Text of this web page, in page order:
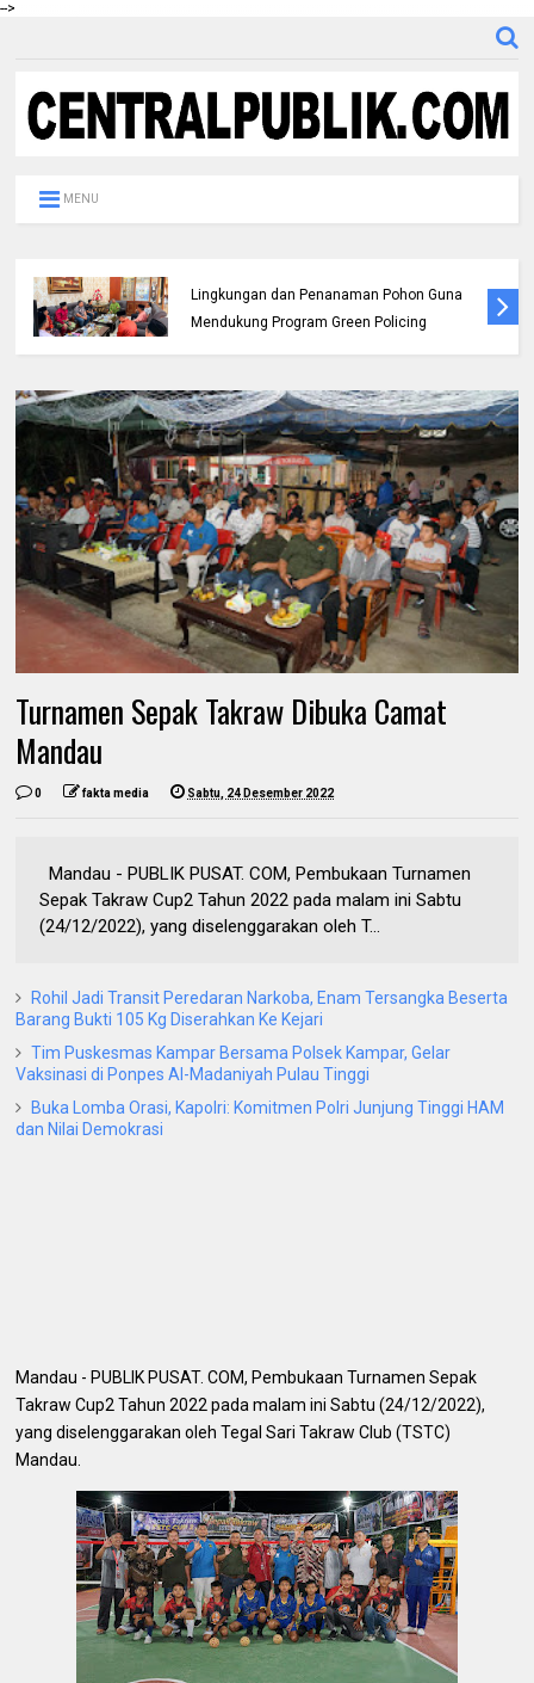
-->
MENU
Lingkungan dan Penanaman Pohon Guna
Mendukung Program Green Policing
Turnamen Sepak Takraw Dibuka Camat
Mandau
0 fakta media Sabtu, 24 Desember 2022
Mandau - PUBLIK PUSAT. COM, Pembukaan Turnamen
Sepak Takraw Cup2 Tahun 2022 pada malam ini Sabtu
(24/12/2022), yang diselenggarakan oleh T...
Rohil Jadi Transit Peredaran Narkoba, Enam Tersangka Beserta
Barang Bukti 105 Kg Diserahkan Ke Kejari
Tim Puskesmas Kampar Bersama Polsek Kampar, Gelar
Vaksinasi di Ponpes Al-Madaniyah Pulau Tinggi
Buka Lomba Orasi, Kapolri: Komitmen Polri Junjung Tinggi HAM
dan Nilai Demokrasi
Mandau - PUBLIK PUSAT.COM, Pembukaan Turnamen Sepak
Takraw Cup2 Tahun 2022 pada malam ini Sabtu (24/12/2022),
yang diselenggarakan oleh Tegal Sari Takraw Club (TSTC)
Mandau.